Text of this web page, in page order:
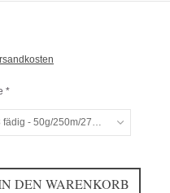
*
fädig - 50g/250m/273yd
DEN WARENKORB